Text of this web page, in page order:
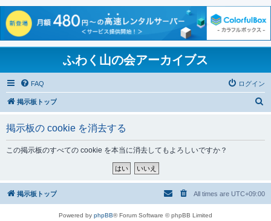
ふわく山の会アーカイブス
FAQ ログイン
掲示板トップ
掲示板の cookie を消去する
この掲示板のすべての cookie を本当に消去してもよろしいですか？
掲示板トップ All times are UTC+09:00
Powered by phpBB® Forum Software © phpBB Limited